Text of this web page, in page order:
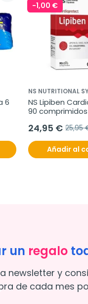
6
-1,00 €
NS NUTRITIONAL
NS Lipiben
90 comprimidos
24,95 € 25,95
Añadir al
un regalo
newsletter y
de cada mes